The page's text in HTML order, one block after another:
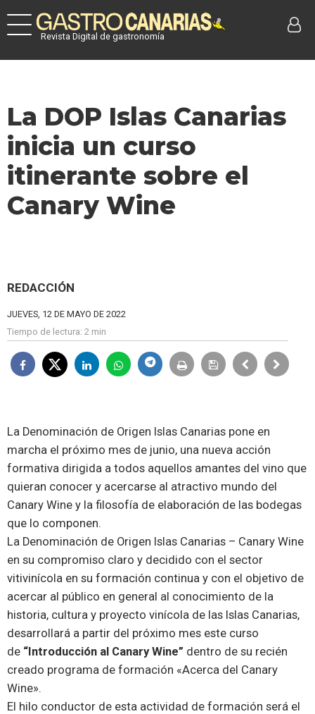
Revista Digital de gastronomía
La DOP Islas Canarias
inicia un curso
itinerante sobre el
Canary Wine
REDACCIÓN
JUEVES, 12 DE MAYO DE 2022
Tiempo de lectura: 2 min
La Denominación de Origen Islas Canarias pone en
marcha el próximo mes de junio, una nueva acción
formativa dirigida a todos aquellos amantes del vino que
quieran conocer y acercarse al atractivo mundo del
Canary Wine y la filosofía de elaboración de las bodegas
que lo componen.
La Denominación de Origen Islas Canarias – Canary Wine
en su compromiso claro y decidido con el sector
vitivinícola en su formación continua y con el objetivo de
acercar al público en general al conocimiento de la
historia, cultura y proyecto vinícola de las Islas Canarias,
desarrollará a partir del próximo mes este curso
de “Introducción al Canary Wine” dentro de su recién
creado programa de formación «Acerca del Canary
Wine».
El hilo conductor de esta actividad de formación será el